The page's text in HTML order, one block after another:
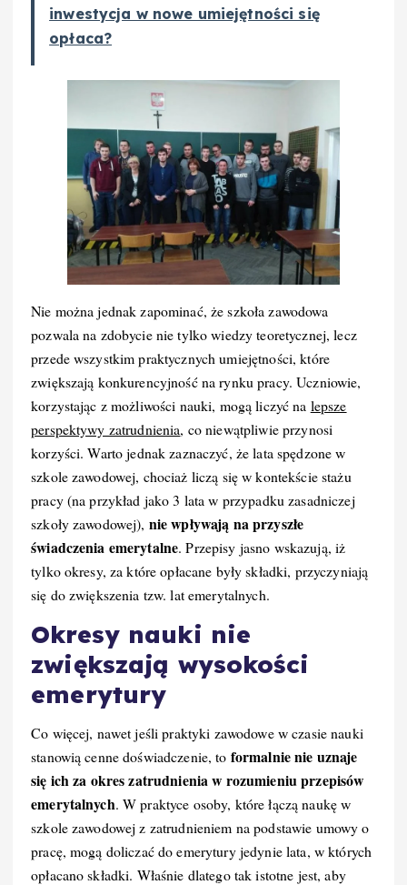
inwestycja w nowe umiejętności się
opłaca?
Nie można jednak zapominać, że szkoła zawodowa
pozwala na zdobycie nie tylko wiedzy teoretycznej, lecz
przede wszystkim praktycznych umiejętności, które
zwiększają konkurencyjność na rynku pracy. Uczniowie,
korzystając z możliwości nauki, mogą liczyć na lepsze
perspektywy zatrudnienia, co niewątpliwie przynosi
korzyści. Warto jednak zaznaczyć, że lata spędzone w
szkole zawodowej, chociaż liczą się w kontekście stażu
pracy (na przykład jako 3 lata w przypadku zasadniczej
szkoły zawodowej), nie wpływają na przyszłe
świadczenia emerytalne. Przepisy jasno wskazują, iż
tylko okresy, za które opłacane były składki, przyczyniają
się do zwiększenia tzw. lat emerytalnych.
Okresy nauki nie
zwiększają wysokości
emerytury
Co więcej, nawet jeśli praktyki zawodowe w czasie nauki
stanowią cenne doświadczenie, to formalnie nie uznaje
się ich za okres zatrudnienia w rozumieniu przepisów
emerytalnych. W praktyce osoby, które łączą naukę w
szkole zawodowej z zatrudnieniem na podstawie umowy o
pracę, mogą doliczać do emerytury jedynie lata, w których
opłacano składki. Właśnie dlatego tak istotne jest, aby